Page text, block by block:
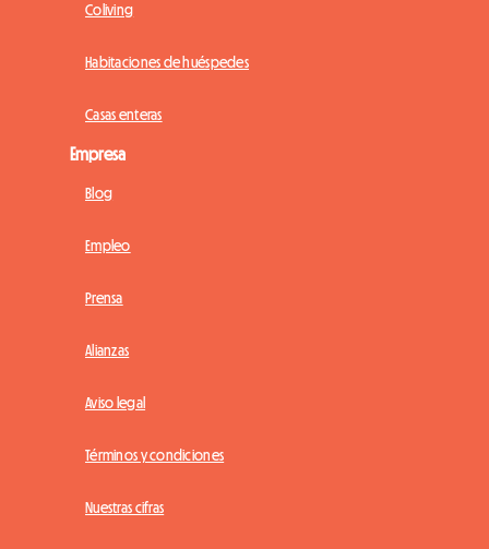
Coliving
Habitaciones de huéspedes
Casas enteras
Empresa
Blog
Empleo
Prensa
Alianzas
Aviso legal
Términos y condiciones
Nuestras cifras